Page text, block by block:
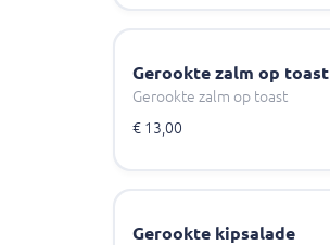
Gerookte zalm op toast
Gerookte zalm op toast
€ 13,00
Gerookte kipsalade